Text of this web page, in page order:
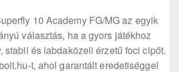
10 Academy FG/MG az egyik
választás, ha a gyors játékhoz
stabil és labdaközeli érzetű foci cipőt.
t, ahol garantált eredetiséggel